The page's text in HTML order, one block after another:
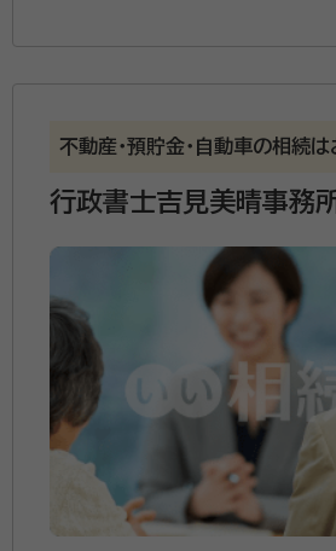
不動産・預貯金・自動車の相続
行政書士吉見美晴事務